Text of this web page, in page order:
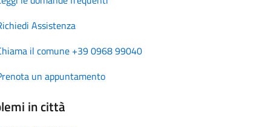
Assistenza
il comune +39 0968 99040
un appuntamento
in città